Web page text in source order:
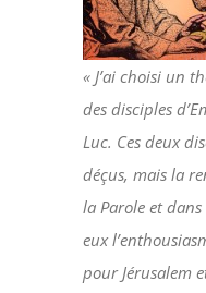
« J’ai choisi un
des disciples
Luc. Ces deux
déçus, mais la
la Parole et
eux
pour Jérusalem